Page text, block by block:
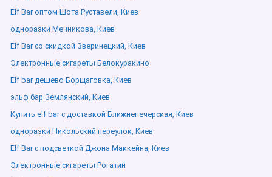
Elf Bar оптом Шота Руставели, Киев
одноразки Мечникова, Киев
Elf Bar со скидкой Зверинецкий, Киев
Электронные сигареты Белокуракино
Elf bar дешево Борщаговка, Киев
эльф бар Землянский, Киев
Купить elf bar с доставкой Ближнепечерская, Киев
одноразки Никольский переулок, Киев
Elf Bar с подсветкой Джона Маккейна, Киев
Электронные сигареты Рогатин